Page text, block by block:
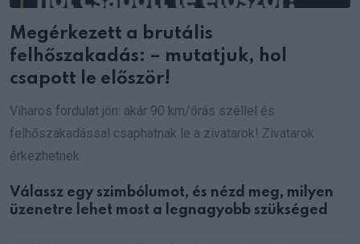
Megérkezett a brutális
felhőszakadás: – mutatjuk, hol
csapott le először!
Viharos fordulat jön: akár 90 km/órás széllel és
felhőszakadással csaphatnak le a zivatarok! Zivatarok
érkezhetnek
Válassz egy szimbólumot, és nézd meg, milyen
üzenetre lehet most a legnagyobb szükséged